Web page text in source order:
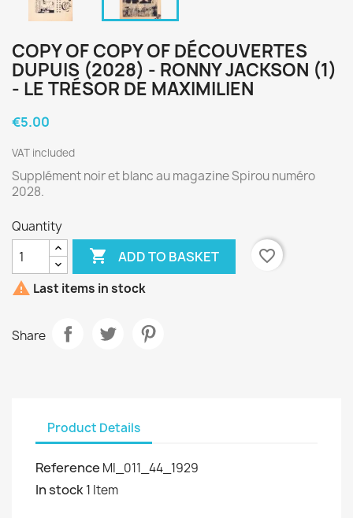
COPY OF COPY OF DÉCOUVERTES
DUPUIS (2028) - RONNY JACKSON (1)
- LE TRÉSOR DE MAXIMILIEN
€5.00
VAT included
Supplément noir et blanc au magazine Spirou numéro
2028.
Quantity
 ADD TO BASKET
favorite_border
 Last items in stock
Share
Product Details
Reference MI_011_44_1929
In stock1 Item